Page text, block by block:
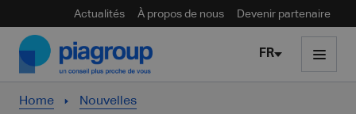
Actualités À propos de nous Devenir partenaire
Skip to content
FR
Home Nouvelles